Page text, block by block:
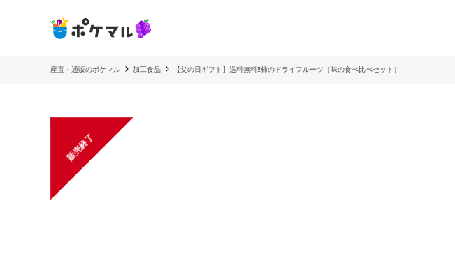
産直・通販のポケマル 加工食品 【父の日ギフト】送料無料‼︎柿のドライフルーツ（味の食べ比べセット）
販売終了